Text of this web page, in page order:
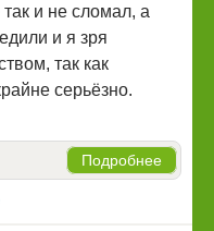
и не сломал, а
и я зря
так как
серьёзно.
Подробнее